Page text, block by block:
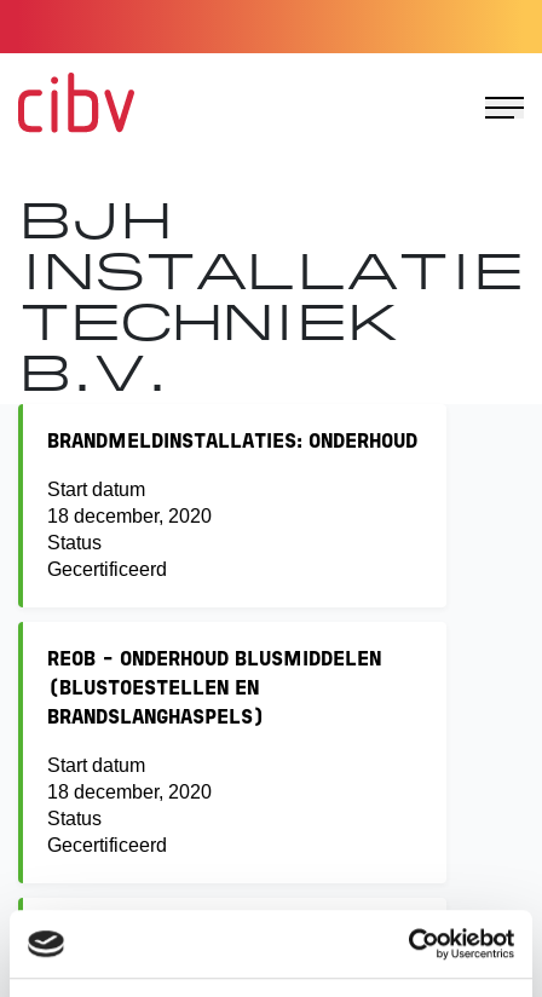
BJH
INSTALLATIE
TECHNIEK
B.V.
BRANDMELDINSTALLATIES: ONDERHOUD
Start datum
18 december, 2020
Status
Gecertificeerd
REOB - ONDERHOUD BLUSMIDDELEN
(BLUSTOESTELLEN EN
BRANDSLANGHASPELS)
Start datum
18 december, 2020
Status
Gecertificeerd
C1 JAARLIJKS ONDERHOUD DROGE